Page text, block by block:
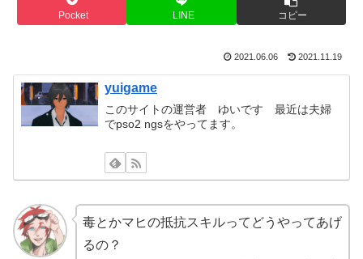
Pocket LINE コピー
2021.06.06 2021.11.19
yuigame
このサイトの運営者 ゆいです 最近は夫婦
でpso2 ngsをやってます。
毒とかマヒの抵抗スキルってどうやってあげ
るの？